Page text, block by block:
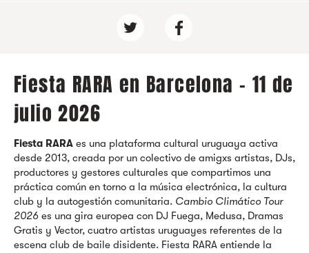
Fiesta RARA en Barcelona - 11 de
julio 2026
Fiesta RARA es una plataforma cultural uruguaya activa
desde 2013, creada por un colectivo de amigxs artistas, DJs,
productores y gestores culturales que compartimos una
práctica común en torno a la música electrónica, la cultura
club y la autogestión comunitaria. Cambio Climático Tour
2026 es una gira europea con DJ Fuega, Medusa, Dramas
Gratis y Vector, cuatro artistas uruguayes referentes de la
escena club de baile disidente. Fiesta RARA entiende la